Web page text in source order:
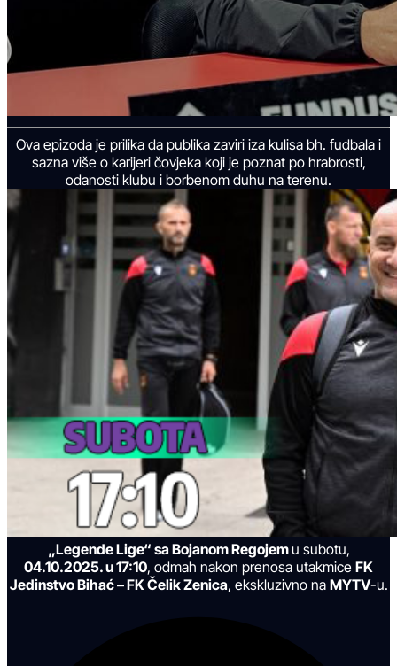
Ova epizoda je prilika da publika zaviri iza kulisa bh. fudbala i
sazna više o karijeri čovjeka koji je poznat po hrabrosti,
odanosti klubu i borbenom duhu na terenu.
„Legende Lige“ sa Bojanom Regojemu subotu,
04.10.2025. u 17:10, odmah nakon prenosa utakmice FK
Jedinstvo Bihać – FK Čelik Zenica, ekskluzivno na MYTV-u.